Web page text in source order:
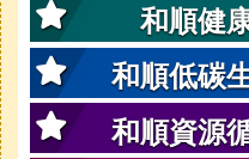
和順健
和順低碳
和順資源